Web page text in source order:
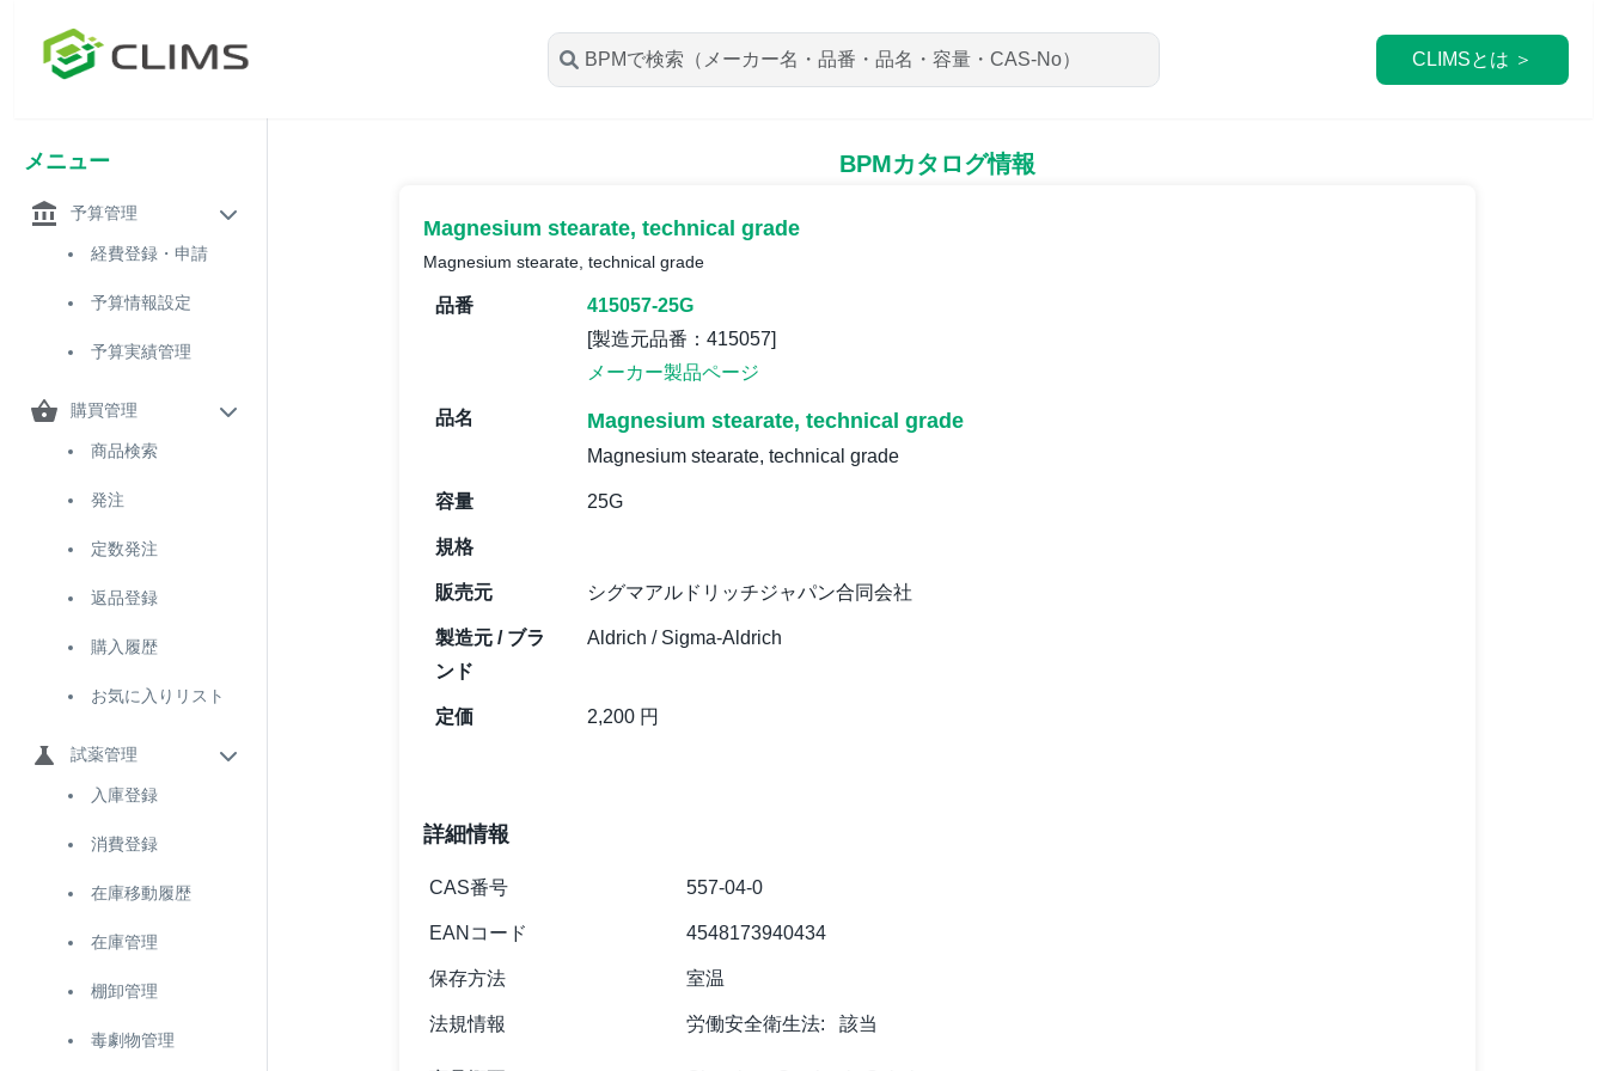
CLIMSとは ＞
メニュー
予算管理
経費登録・申請
予算情報設定
予算実績管理
購買管理
商品検索
発注
定数発注
返品登録
購入履歴
お気に入りリスト
試薬管理
入庫登録
消費登録
在庫移動履歴
在庫管理
棚卸管理
毒劇物管理
BPMカタログ情報
Magnesium stearate, technical grade
Magnesium stearate, technical grade
品番
415057-25G
[製造元品番：415057]
メーカー製品ページ
品名 Magnesium stearate, technical grade
Magnesium stearate, technical grade
容量 25G
規格
販売元 シグマアルドリッチジャパン合同会社
製造元 / ブラ
ンド
Aldrich / Sigma-Aldrich
定価 2,200 円
詳細情報
CAS番号 557-04-0
EANコード 4548173940434
保存方法 室温
法規情報 労働安全衛生法: 該当